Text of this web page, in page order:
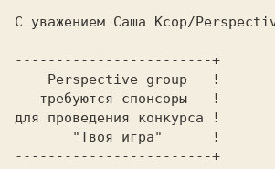
С уважением Саша Ксор/
------------------------+
для проведения конкурса !
------------------------+